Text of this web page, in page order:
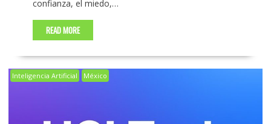
confianza, el miedo,…
READ MORE
Inteligencia Artificial México